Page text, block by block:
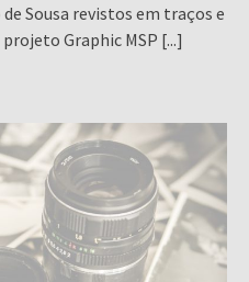
Sousa revistos em traços e
Graphic MSP [...]